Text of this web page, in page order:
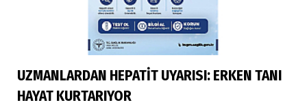
UZMANLARDAN HEPATİT UYARISI: ERKEN TANI
HAYAT KURTARIYOR